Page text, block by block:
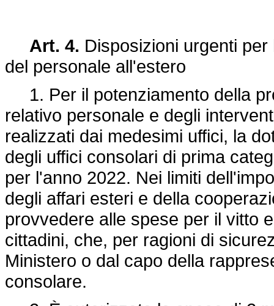
Art. 4. Disposizioni urgenti
del personale all'estero
1. Per il potenziamento della
relativo personale e degli
realizzati dai medesimi uffici, la
degli uffici consolari di prima
per l'anno 2022. Nei limiti
degli affari esteri e della
provvedere alle spese per il vitto
cittadini, che, per ragioni di
Ministero o dal capo della
consolare.